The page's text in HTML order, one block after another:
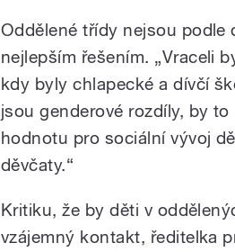
Oddělené třídy nejsou podle
nejlepším řešením. „Vraceli
kdy byly chlapecké a dívčí
jsou genderové rozdíly, by
hodnotu pro sociální vývoj
děvčaty.“
Kritiku, že by děti v
vzájemný kontakt, ředitelka